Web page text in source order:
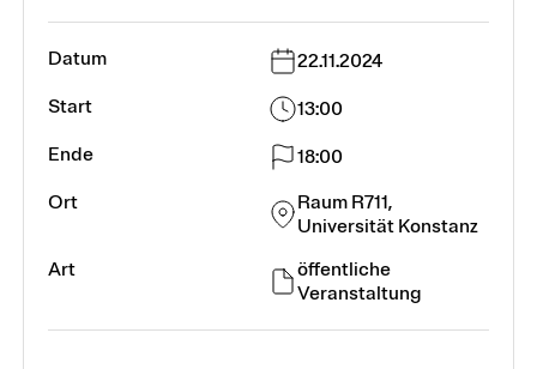
22.11.2024
13:00
18:00
Raum R711,
Universität Konstanz
öffentliche
Veranstaltung